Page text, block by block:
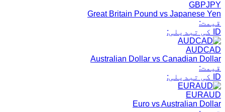
GBPJPY
Great Britain Pound vs Japanese Yen
قیمت:
ID کی تبدیلی:
AUDCAD
Australian Dollar vs Canadian Dollar
قیمت:
ID کی تبدیلی:
EURAUD
Euro vs Australian Dollar